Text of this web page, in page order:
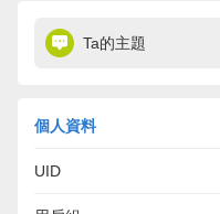
Ta的主題
個人資料
UID